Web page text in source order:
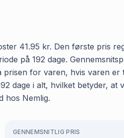
41.95 kr. Den første pris
på 192 dage.
prisen for varen, hvis varen
dage i alt, hvilket betyder,
hos Nemlig.
GENNEMSNITLIG PRIS